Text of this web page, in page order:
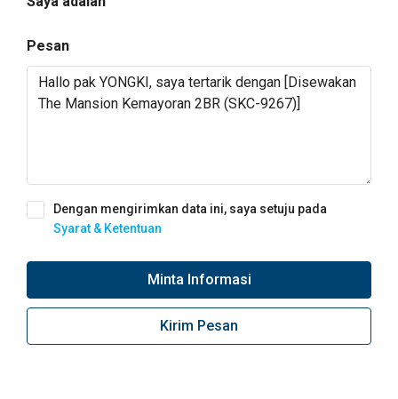
Pesan
Dengan mengirimkan data ini, saya setuju pada
Syarat & Ketentuan
Minta Informasi
Kirim Pesan